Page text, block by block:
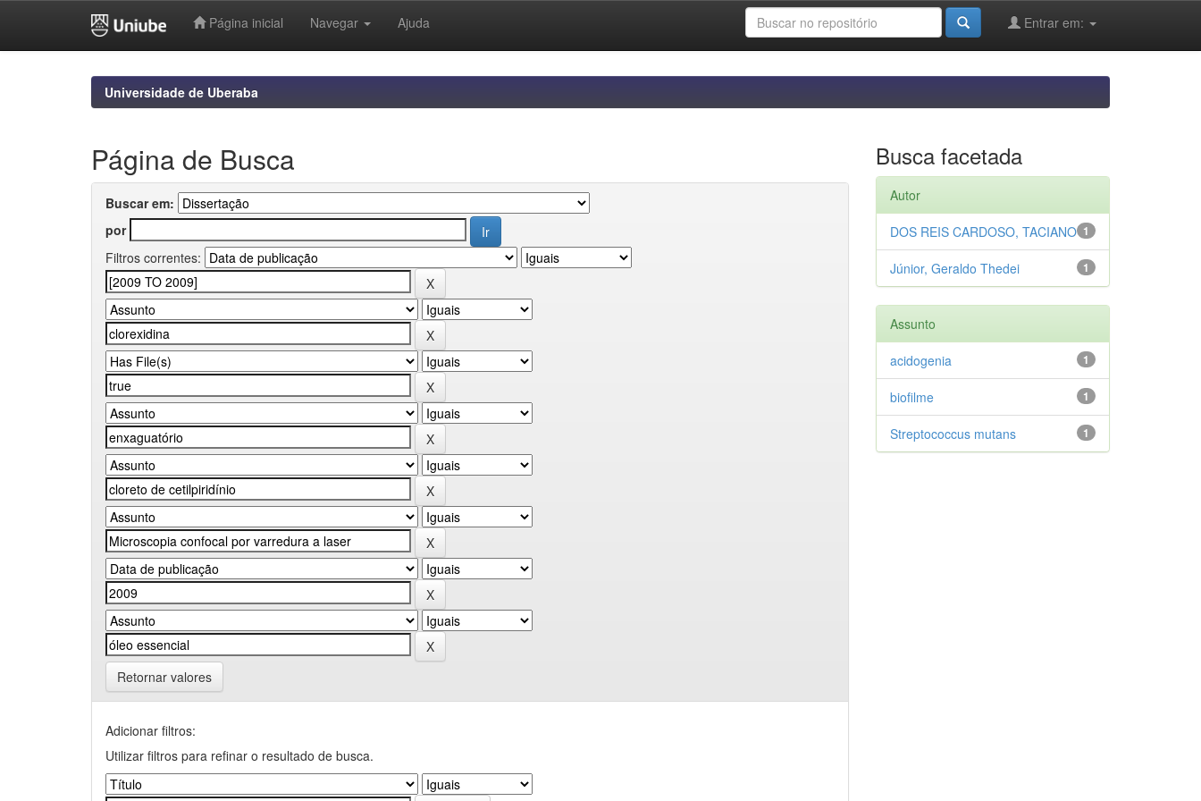
Página inicial Navegar Ajuda Entrar em:
Universidade de Uberaba
Página de Busca
Buscar em:
por
Filtros correntes:
Retornar valores
Adicionar filtros:
Utilizar filtros para refinar o resultado de busca.
Busca facetada
Autor
1
DOS REIS CARDOSO, TACIANO
1
Júnior, Geraldo Thedei
Assunto
1
acidogenia
1
biofilme
1
Streptococcus mutans